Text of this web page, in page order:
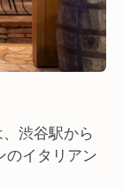
渋谷駅から
のイタリアン